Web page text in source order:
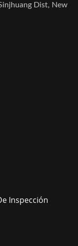
Dist, New
Inspección